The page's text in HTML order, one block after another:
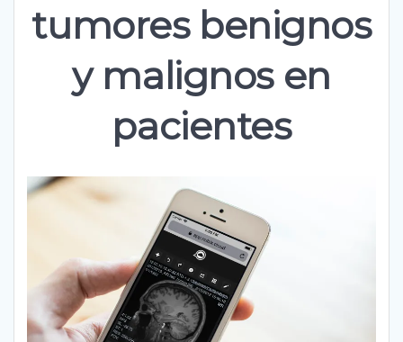
tumores benignos
y malignos en
pacientes